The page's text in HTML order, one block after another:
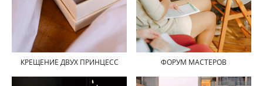
КРЕЩЕНИЕ ДВУХ ПРИНЦЕСС ФОРУМ МАСТЕРОВ